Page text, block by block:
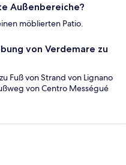
Außenbereiche?
möblierten Patio.
von Verdemare zu
Fuß von Strand von Lignano
von Centro Mességué